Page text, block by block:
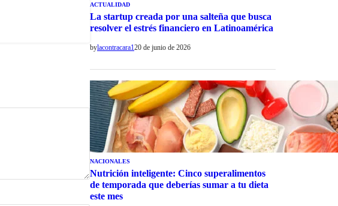
ACTUALIDAD
La startup creada por una salteña que busca
resolver el estrés financiero en Latinoamérica
bylacontracara120 de junio de 2026
NACIONALES
Nutrición inteligente: Cinco superalimentos
de temporada que deberías sumar a tu dieta
este mes